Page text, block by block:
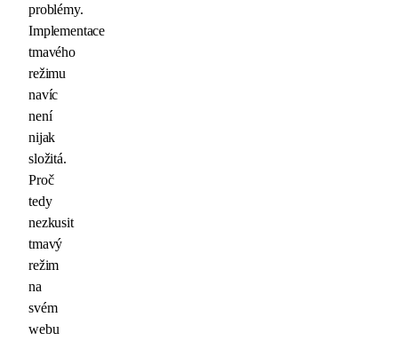
problémy.
Implementace
tmavého
režimu
navíc
není
nijak
složitá.
Proč
tedy
nezkusit
tmavý
režim
na
svém
webu